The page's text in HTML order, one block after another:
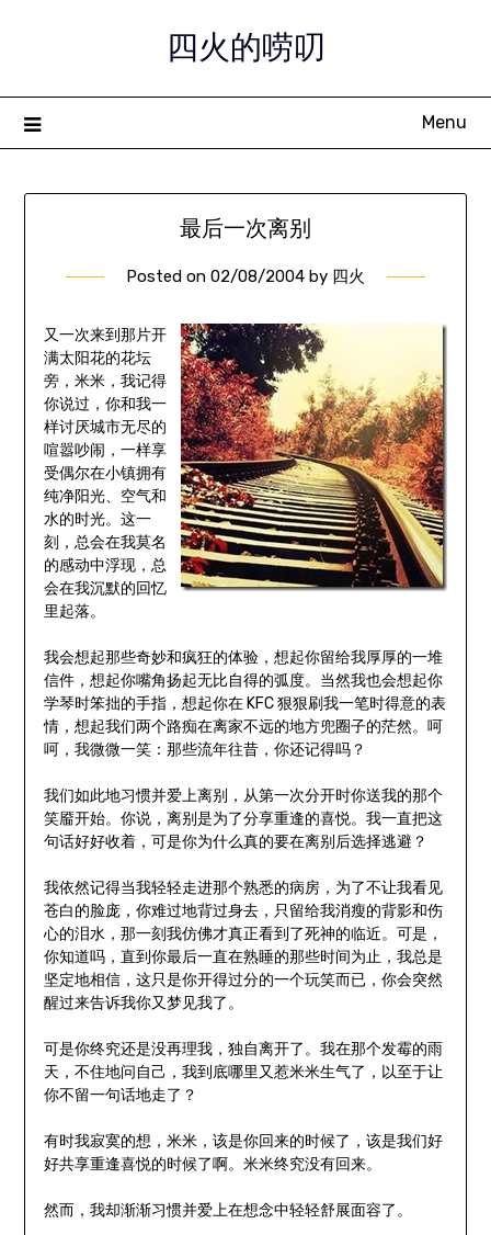
四火的唠叨
Menu
最后一次离别
Posted on 02/08/2004 by 四火
又一次来到那片开
满太阳花的花坛
旁，米米，我记得
你说过，你和我一
样讨厌城市无尽的
喧嚣吵闹，一样享
受偶尔在小镇拥有
纯净阳光、空气和
水的时光。这一
刻，总会在我莫名
的感动中浮现，总
会在我沉默的回忆
里起落。
我会想起那些奇妙和疯狂的体验，想起你留给我厚厚的一堆
信件，想起你嘴角扬起无比自得的弧度。当然我也会想起你
学琴时笨拙的手指，想起你在 KFC 狠狠刷我一笔时得意的表
情，想起我们两个路痴在离家不远的地方兜圈子的茫然。呵
呵，我微微一笑：那些流年往昔，你还记得吗？
我们如此地习惯并爱上离别，从第一次分开时你送我的那个
笑靥开始。你说，离别是为了分享重逢的喜悦。我一直把这
句话好好收着，可是你为什么真的要在离别后选择逃避？
我依然记得当我轻轻走进那个熟悉的病房，为了不让我看见
苍白的脸庞，你难过地背过身去，只留给我消瘦的背影和伤
心的泪水，那一刻我仿佛才真正看到了死神的临近。可是，
你知道吗，直到你最后一直在熟睡的那些时间为止，我总是
坚定地相信，这只是你开得过分的一个玩笑而已，你会突然
醒过来告诉我你又梦见我了。
可是你终究还是没再理我，独自离开了。我在那个发霉的雨
天，不住地问自己，我到底哪里又惹米米生气了，以至于让
你不留一句话地走了？
有时我寂寞的想，米米，该是你回来的时候了，该是我们好
好共享重逢喜悦的时候了啊。米米终究没有回来。
然而，我却渐渐习惯并爱上在想念中轻轻舒展面容了。